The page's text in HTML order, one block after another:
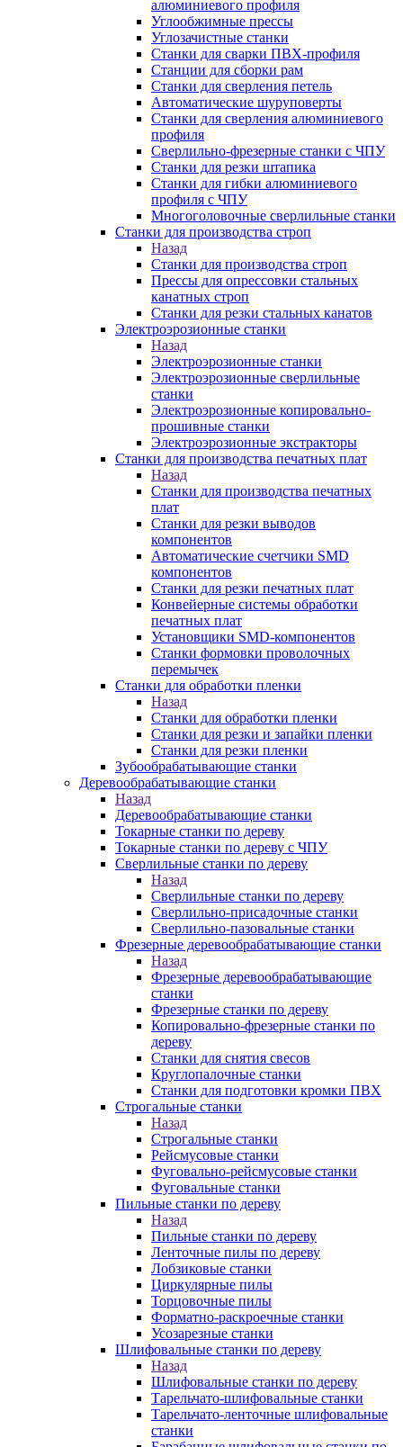
алюминиевого профиля
Углообжимные прессы
Углозачистные станки
Станки для сварки ПВХ-профиля
Станции для сборки рам
Станки для сверления петель
Автоматические шуруповерты
Станки для сверления алюминиевого
профиля
Сверлильно-фрезерные станки с ЧПУ
Станки для резки штапика
Станки для гибки алюминиевого
профиля с ЧПУ
Многоголовочные сверлильные станки
Станки для производства строп
Назад
Станки для производства строп
Прессы для опрессовки стальных
канатных строп
Станки для резки стальных канатов
Электроэрозионные станки
Назад
Электроэрозионные станки
Электроэрозионные сверлильные
станки
Электроэрозионные копировально-
прошивные станки
Электроэрозионные экстракторы
Станки для производства печатных плат
Назад
Станки для производства печатных
плат
Станки для резки выводов
компонентов
Автоматические счетчики SMD
компонентов
Станки для резки печатных плат
Конвейерные системы обработки
печатных плат
Установщики SMD-компонентов
Станки формовки проволочных
перемычек
Станки для обработки пленки
Назад
Станки для обработки пленки
Станки для резки и запайки пленки
Станки для резки пленки
Зубообрабатывающие станки
Деревообрабатывающие станки
Назад
Деревообрабатывающие станки
Токарные станки по дереву
Токарные станки по дереву с ЧПУ
Сверлильные станки по дереву
Назад
Сверлильные станки по дереву
Сверлильно-присадочные станки
Сверлильно-пазовальные станки
Фрезерные деревообрабатывающие станки
Назад
Фрезерные деревообрабатывающие
станки
Фрезерные станки по дереву
Копировально-фрезерные станки по
дереву
Станки для снятия свесов
Круглопалочные станки
Станки для подготовки кромки ПВХ
Строгальные станки
Назад
Строгальные станки
Рейсмусовые станки
Фуговально-рейсмусовые станки
Фуговальные станки
Пильные станки по дереву
Назад
Пильные станки по дереву
Ленточные пилы по дереву
Лобзиковые станки
Циркулярные пилы
Торцовочные пилы
Форматно-раскроечные станки
Усозарезные станки
Шлифовальные станки по дереву
Назад
Шлифовальные станки по дереву
Тарельчато-шлифовальные станки
Тарельчато-ленточные шлифовальные
станки